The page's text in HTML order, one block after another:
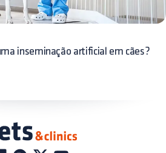
inseminação artificial em cães?